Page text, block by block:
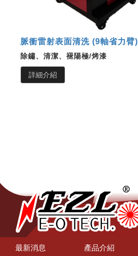
脈衝雷射表面清洗 (9軸省力臂)
除鏽、清潔、褪陽極/烤漆
詳細介紹
最新消息
產品介紹